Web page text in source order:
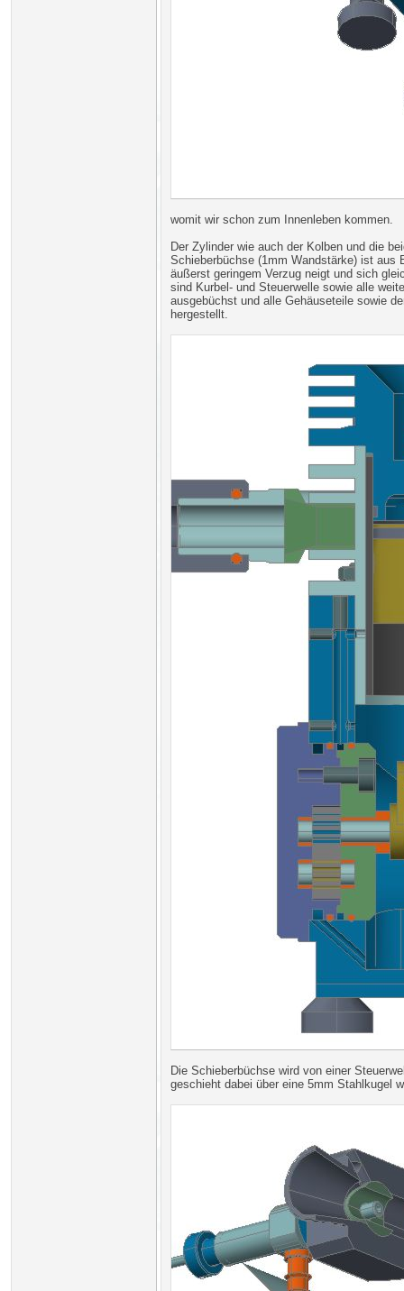
womit wir schon zum Innenleben kommen.
Der Zylinder wie auch der Kolben und die
Schieberbüchse (1mm Wandstärke) ist aus
äußerst geringem Verzug neigt und sich
sind Kurbel- und Steuerwelle sowie alle
ausgebüchst und alle Gehäuseteile sowie
hergestellt.
Die Schieberbüchse wird von einer
geschieht dabei über eine 5mm Stahlkugel